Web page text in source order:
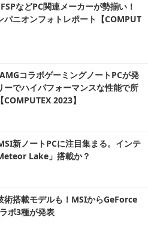
などPC関連メーカーが勢揃い！
パニオンフォトレポート【COMPUT
コラボゲーミングノートPCが発
ーでハイパフォーマンスな性能で所
2023】
新ノートPCに注目集まる。インテ
Lake」搭載か？
術搭載モデルも！MSIからGeForce
ボ3種が発表